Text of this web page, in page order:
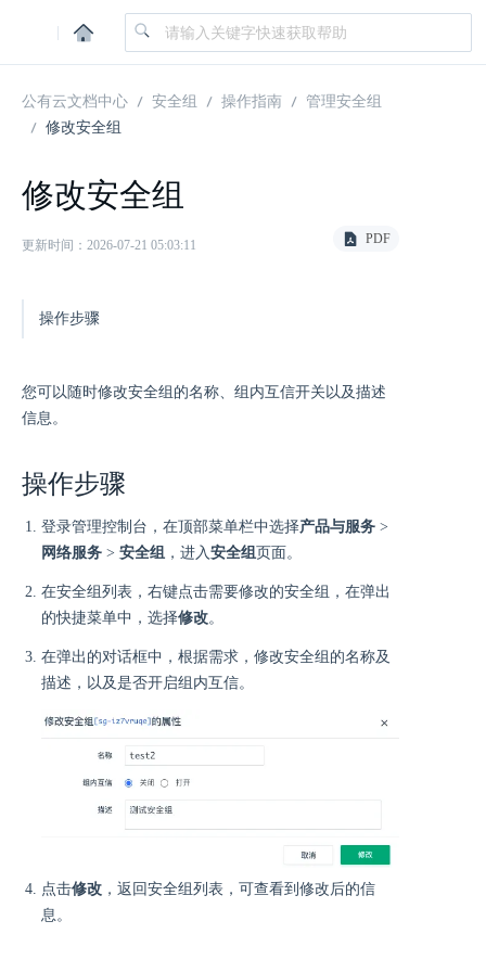
|
公有云文档中心 安全组 操作指南
管理安全组
修改安全组
修改安全组
更新时间：2026-07-21 05:03:11 PDF
操作步骤
您可以随时修改安全组的名称、组内互信开关以及描述
信息。
操作步骤
登录管理控制台，在顶部菜单栏中选择产品与服务 >
网络服务 > 安全组 ，进入安全组页面。
在安全组列表，右键点击需要修改的安全组，在弹出
的快捷菜单中，选择修改。
在弹出的对话框中，根据需求，修改安全组的名称及
描述，以及是否开启组内互信。
点击修改 ，返回安全组列表，可查看到修改后的信
息。